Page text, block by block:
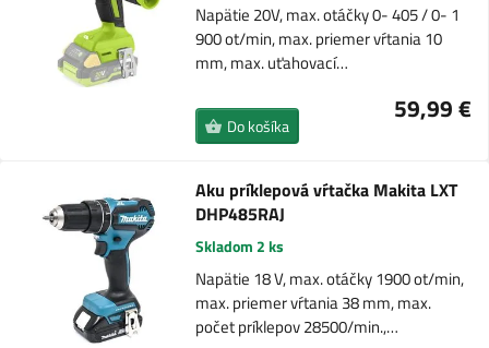
Napätie 20V, max. otáčky 0- 405 / 0- 1
900 ot/min, max. priemer vŕtania 10
mm, max. uťahovací…
59,99 €
Do košíka
Aku príklepová vŕtačka Makita LXT
DHP485RAJ
Skladom 2 ks
Napätie 18 V, max. otáčky 1900 ot/min,
max. priemer vŕtania 38 mm, max.
počet príklepov 28500/min.,…